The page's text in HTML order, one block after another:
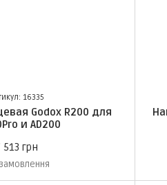
16335
Godox R200 для
и AD200
513 грн